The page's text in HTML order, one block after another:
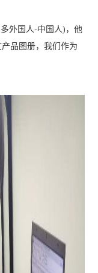
外国人-中国人)，他
品图册，我们作为